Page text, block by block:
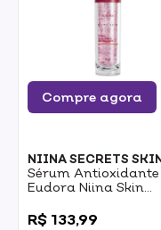
Compre agora
NIINA SECRETS
Sérum Antioxidante
Eudora Niina Skin
R$ 133,99